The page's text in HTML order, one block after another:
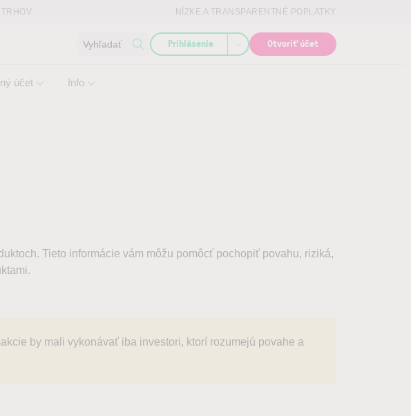
NÍZKE A TRANSPARENTNÉ POPLATKY
účet Info
Vyhľadať Prihlásenie Otvoriť účet
Tieto informácie vám môžu pomôcť pochopiť povahu, riziká,
by mali vykonávať iba investori, ktorí rozumejú povahe a